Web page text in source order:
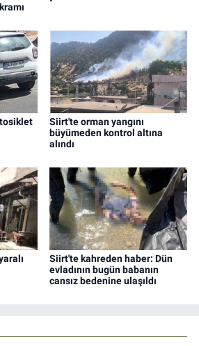
Siirt'te orman yangını
büyümeden kontrol altına
alındı
Siirt'te kahreden haber: Dün
evladının bugün babanın
cansız bedenine ulaşıldı